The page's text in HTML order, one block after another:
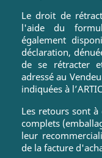
Le droit de
l'aide du
également
déclaration,
de se rétracter
adressé au
indiquées à
Les retours sont
complets
leur
de la facture